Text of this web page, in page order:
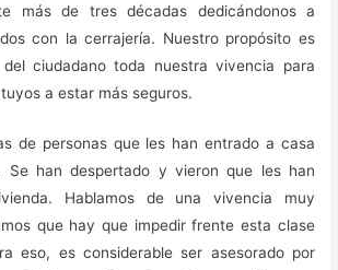
más de tres décadas dedicándonos a
con la cerrajería. Nuestro propósito es
ciudadano toda nuestra vivencia para
a estar más seguros.
de personas que les han entrado a casa
Se han despertado y vieron que les han
Hablamos de una vivencia muy
que hay que impedir frente esta clase
eso, es considerable ser asesorado por